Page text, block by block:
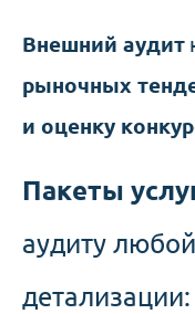
Внешний аудит
рыночных
и оценку
Пакеты
аудиту
детализации: